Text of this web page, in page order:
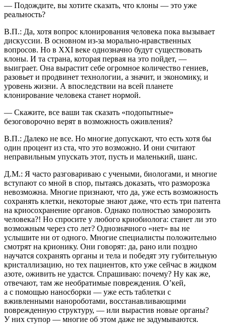
— Подождите, вы хотите сказать, что клоны — это уже
реальность?
В.П.: Да, хотя вопрос клонирования человека пока вызывает
дискуссии. В основном из-за морально-нравственных
вопросов. Но в XXI веке однозначно будут существовать
клоны. И та страна, которая первая на это пойдет, —
выиграет. Она вырастит себе огромное количество гениев,
разовьет и продвинет технологии, а значит, и экономику, и
уровень жизни. А впоследствии на всей планете
клонирование человека станет нормой.
— Скажите, все ваши так сказать «подопытные»
безоговорочно верят в возможность оживления?
В.П.: Далеко не все. Но многие допускают, что есть хотя бы
один процент из ста, что это возможно. И они считают
неправильным упускать этот, пусть и маленький, шанс.
Д.М.: Я часто разговариваю с учеными, биологами, и многие
вступают со мной в спор, пытаясь доказать, что разморозка
невозможна. Многие признают, что да, уже есть возможность
сохранять клетки, некоторые знают даже, что есть три патента
на криосохранение органов. Однако полностью заморозить
человека?! Но спросите у любого криобиолога: станет ли это
возможным через сто лет? Однозначного «нет» вы не
услышите ни от одного. Многие специалисты положительно
смотрят на крионику. Они говорят: да, рано или поздно
научатся сохранять органы и тела и победят эту губительную
кристаллизацию, но тех пациентов, кто уже сейчас в жидком
азоте, оживить не удастся. Спрашиваю: почему? Ну как же,
отвечают, там же необратимые повреждения. О’кей,
а с помощью наносборки — уже есть таблетки с
вживленными нанороботами, восстанавливающими
поврежденную структуру, — или вырастив новые органы?
У них ступор — многие об этом даже не задумываются.